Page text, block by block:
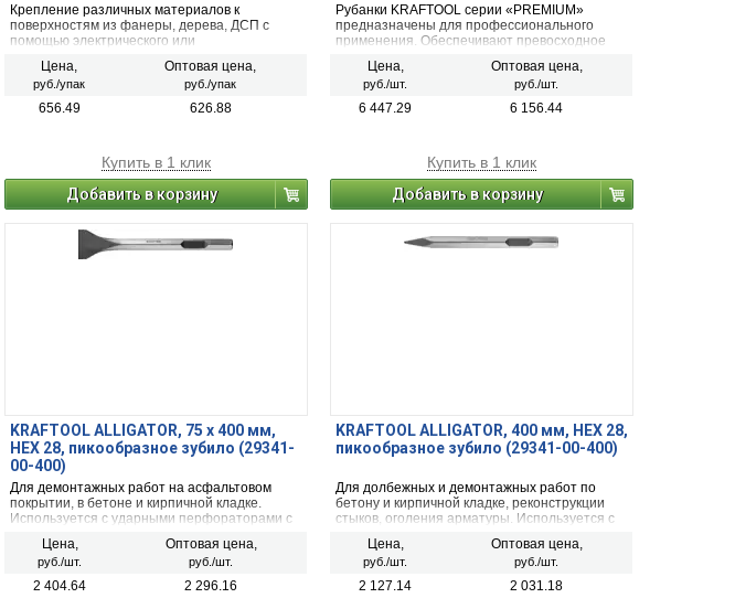
Крепление различных материалов к
поверхностям из фанеры, дерева, ДСП с
помощью электрического или
пневматических степлерах KRAFTOOL,
RAPID, PREBENA, NOVUS, SCHNEIDER.
Цена,
руб./упак
Оптовая цена,
руб./упак
656.49 626.88
Купить в 1 клик
Добавить в корзину
Рубанки KRAFTOOL серии «PREMIUM»
предназначены для профессионального
применения. Обеспечивают превосходное
длительный срок службы. Рубанок
применяется для тонкого строгания
древесины при выполнении столярных работ.
Цена,
руб./шт.
Оптовая цена,
руб./шт.
6 447.29 6 156.44
Купить в 1 клик
Добавить в корзину
KRAFTOOL ALLIGATOR, 75 x 400 мм,
HEX 28, пикообразное зубило (29341-
00-400)
Для демонтажных работ на асфальтовом
покрытии, в бетоне и кирпичной кладке.
Используется с ударными перфораторами с
Цена,
руб./шт.
Оптовая цена,
руб./шт.
2 404.64 2 296.16
KRAFTOOL ALLIGATOR, 400 мм, HEX 28,
пикообразное зубило (29341-00-400)
Для долбежных и демонтажных работ по
бетону и кирпичной кладке, реконструкции
стыков, оголения арматуры. Используется с
крепления НЕХ 28 мм.
Цена,
руб./шт.
Оптовая цена,
руб./шт.
2 127.14 2 031.18